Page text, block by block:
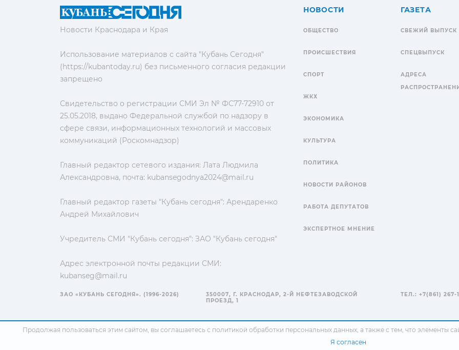
Новости Краснодара и Края
Использование материалов с сайта "Кубань Сегодня"
(https://kubantoday.ru) без письменного согласия редакции
запрещено
Свидетельство о регистрации СМИ Эл № ФС77-72910 от
25.05.2018, выдано Федеральной службой по надзору в
сфере связи, информационных технологий и массовых
коммуникаций (Роскомнадзор)
Главный редактор сетевого издания: Лата Людмила
Александровна, почта: kubansegodnya2024@mail.ru
Главный редактор газеты "Кубань сегодня": Арендаренко
Андрей Михайлович
Учредитель СМИ "Кубань сегодня": ЗАО "Кубань сегодня"
Адрес электронной почты редакции СМИ:
kubanseg@mail.ru
НОВОСТИ
ОБЩЕСТВО
ПРОИСШЕСТВИЯ
СПОРТ
ЖКХ
ЭКОНОМИКА
КУЛЬТУРА
ПОЛИТИКА
НОВОСТИ РАЙОНОВ
РАБОТА ДЕПУТАТОВ
ЭКСПЕРТНОЕ МНЕНИЕ
ГАЗЕТА
СВЕЖИЙ ВЫПУСК
СПЕЦВЫПУСК
АДРЕСА
ЗАО «КУБАНЬ СЕГОДНЯ». (1996-2026)
350007, Г. КРАСНОДАР, 2-Й НЕФТЕЗАВОДСКОЙ
ПРОЕЗД, 1
ТЕЛ.: +7(861) 267-
Продолжая пользоваться этим сайтом, вы соглашаетесь с политикой обработки персональных данных, а также с тем, что элементы
Я согласен